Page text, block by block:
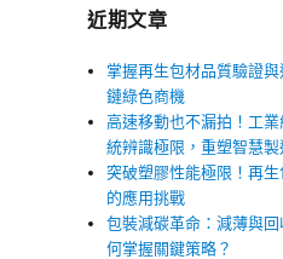
近期文章
掌握再生包材品質驗證
鏈綠色商機
高速移動也不漏拍！工
統辨識極限，重塑智慧
突破塑膠性能極限！再
的應用挑戰
包裝減碳革命：減薄與
何掌握關鍵策略？